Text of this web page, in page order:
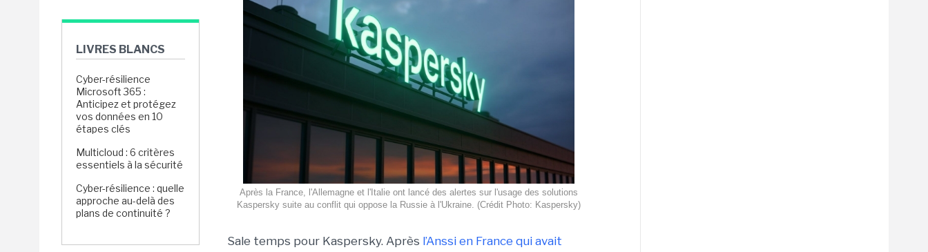
LIVRES BLANCS
Cyber-résilience
Microsoft 365 :
Anticipez et protégez
vos données en 10
étapes clés
Multicloud : 6 critères
essentiels à la sécurité
Cyber-résilience : quelle
approche au-delà des
plans de continuité ?
Après la France, l'Allemagne et l'Italie ont lancé des alertes sur l'usage des solutions
Kaspersky suite au conflit qui oppose la Russie à l'Ukraine. (Crédit Photo: Kaspersky)
Sale temps pour Kaspersky. Après l’Anssi en France qui avait